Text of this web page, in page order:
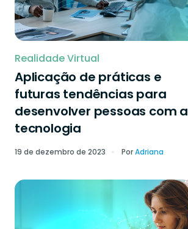
Realidade Virtual
Aplicação de práticas e
futuras tendências para
desenvolver pessoas com a
tecnologia
19 de dezembro de 2023 PorAdriana